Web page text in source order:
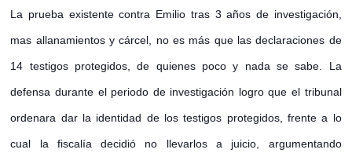
La prueba existente contra Emilio tras 3 años de investigación,
mas allanamientos y cárcel, no es más que las declaraciones de
14 testigos protegidos, de quienes poco y nada se sabe. La
defensa durante el periodo de investigación logro que el tribunal
ordenara dar la identidad de los testigos protegidos, frente a lo
cual la fiscalía decidió no llevarlos a juicio, argumentando